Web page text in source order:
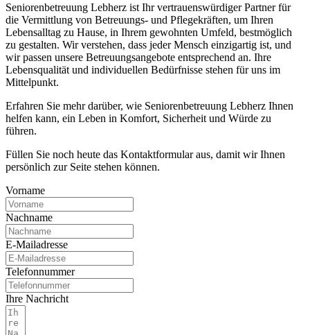
Seniorenbetreuung Lebherz ist Ihr vertrauenswürdiger Partner für
die Vermittlung von Betreuungs- und Pflegekräften, um Ihren
Lebensalltag zu Hause, in Ihrem gewohnten Umfeld, bestmöglich
zu gestalten. Wir verstehen, dass jeder Mensch einzigartig ist, und
wir passen unsere Betreuungsangebote entsprechend an. Ihre
Lebensqualität und individuellen Bedürfnisse stehen für uns im
Mittelpunkt.
Erfahren Sie mehr darüber, wie Seniorenbetreuung Lebherz Ihnen
helfen kann, ein Leben in Komfort, Sicherheit und Würde zu
führen.
Füllen Sie noch heute das Kontaktformular aus, damit wir Ihnen
persönlich zur Seite stehen können.
Vorname
Nachname
E-Mailadresse
Telefonnummer
Ihre Nachricht